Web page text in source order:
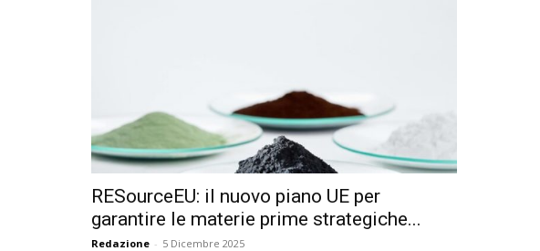
RESourceEU: il nuovo piano UE per
garantire le materie prime strategiche...
Redazione - 5 Dicembre 2025